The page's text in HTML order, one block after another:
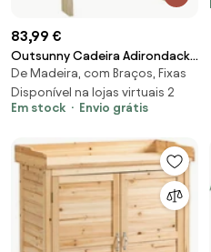
83,99 €
Outsunny Cadeira Adirondack
de Madeira Cadeira Adirondack
de Jardim com Assento Extra
Largo 78x89x88 cm Madeira |
De Madeira, com Braços, Fixas
Disponível na lojas virtuais 2
Em stock
Envio grátis